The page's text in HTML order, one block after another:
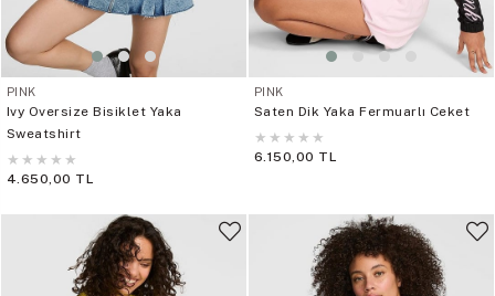
PINK
Ivy Oversize Bisiklet Yaka
Sweatshirt
★ ★ ★ ★ ★
4.650,00 TL
PINK
Saten Dik Yaka Fermuarlı Ceket
★ ★ ★ ★ ★
6.150,00 TL